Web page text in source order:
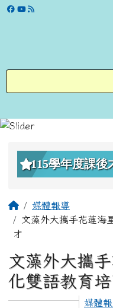
跳至主內容區
學校網站
上中區域內容
115學年度課
主內容區域
回首頁媒體報導
文藻外大攜手花蓮海
才
文藻外大攜
化雙語教育
媒體